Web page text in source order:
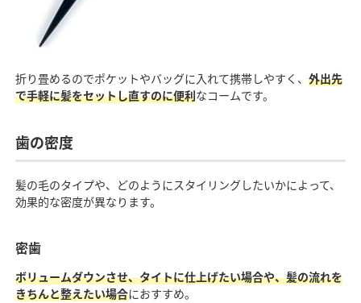
折り畳めるのでポケットやバッグに入れて携帯しやすく、 外出先
で手軽に髪をセットし直すのに便利なコームです。
歯の密度
髪の毛のタイプや、どのようにスタイリングしたいかによって、
効果的な密度が異なります。
密歯
ボリュームダウンさせ、タイトに仕上げたい場合や、髪の流れを
きちんと整えたい場合におすすめ。